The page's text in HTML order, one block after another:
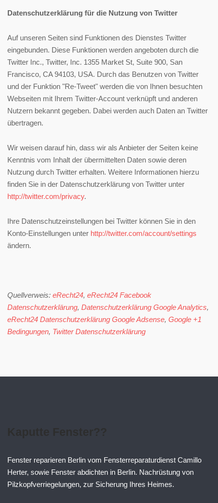
Datenschutzerklärung für die Nutzung von Twitter
Auf unseren Seiten sind Funktionen des Dienstes Twitter
eingebunden. Diese Funktionen werden angeboten durch die
Twitter Inc., Twitter, Inc. 1355 Market St, Suite 900, San
Francisco, CA 94103, USA. Durch das Benutzen von Twitter
und der Funktion "Re-Tweet" werden die von Ihnen besuchten
Webseiten mit Ihrem Twitter-Account verknüpft und anderen
Nutzern bekannt gegeben. Dabei werden auch Daten an Twitter
übertragen.
Wir weisen darauf hin, dass wir als Anbieter der Seiten keine
Kenntnis vom Inhalt der übermittelten Daten sowie deren
Nutzung durch Twitter erhalten. Weitere Informationen hierzu
finden Sie in der Datenschutzerklärung von Twitter unter
http://twitter.com/privacy.
Ihre Datenschutzeinstellungen bei Twitter können Sie in den
Konto-Einstellungen unter http://twitter.com/account/settings
ändern.
Quellverweis: eRecht24, eRecht24 Facebook
Datenschutzerklärung, Datenschutzerklärung Google Analytics,
eRecht24 Datenschutzerklärung Google Adsense, Google +1
Bedingungen, Twitter Datenschutzerklärung
Fenster reparieren Berlin vom Fensterreparaturdienst Camillo
Herter, sowie Fenster abdichten in Berlin. Nachrüstung von
Pilzkopfverriegelungen, zur Sicherung Ihres Heimes.